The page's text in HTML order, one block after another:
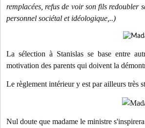
remplacées, refus de voir son fils redoubler
personnel sociétal et idéologique,..)
La sélection à Stanislas se base entre
motivation des parents qui doivent la
Le règlement intérieur y est par ailleurs très
Nul doute que madame le ministre